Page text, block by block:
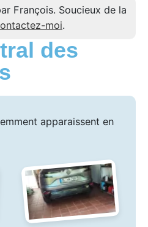
François. Soucieux de la
moi.
des
apparaissent en